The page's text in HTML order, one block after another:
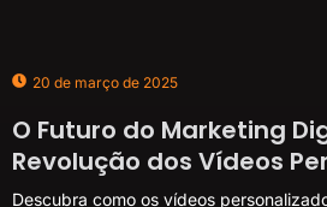
20 de março de 2025
O Futuro do Marketing
Revolução dos Vídeos
Descubra como os vídeos